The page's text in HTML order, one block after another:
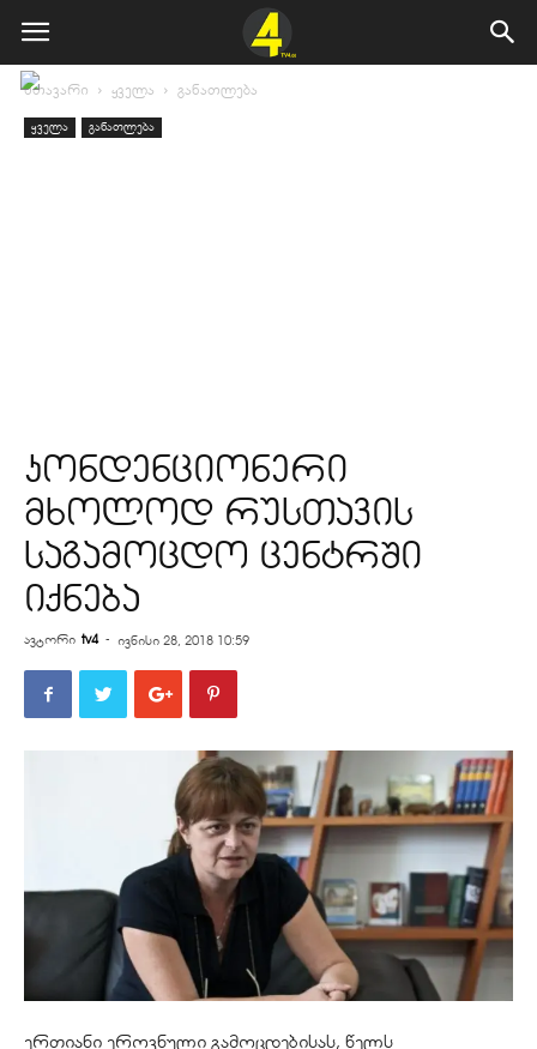
მთავარი ყველა განათლება
ყველა განათლება
კონდენციონერი
მხოლოდ რუსთავის
საგამოცდო ცენტრში
იქნება
ავტორი tv4 - ივნისი 28, 2018 10:59
ერთიანი ეროვნული გამოცდებისას, წელს